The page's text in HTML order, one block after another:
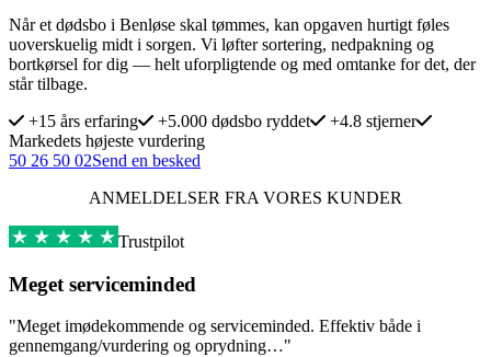
Når et dødsbo i Benløse skal tømmes, kan opgaven hurtigt føles
uoverskuelig midt i sorgen. Vi løfter sortering, nedpakning og
bortkørsel for dig — helt uforpligtende og med omtanke for det, der
står tilbage.
+15 års erfaring
+5.000 dødsbo ryddet
+4.8 stjerner
Markedets højeste vurdering
50 26 50 02Send en besked
ANMELDELSER FRA VORES KUNDER
Trustpilot
Meget serviceminded
"Meget imødekommende og serviceminded. Effektiv både i
gennemgang/vurdering og oprydning…"